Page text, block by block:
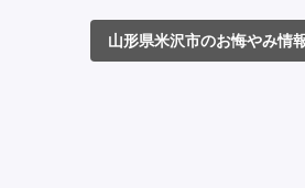
山形県米沢市のお悔やみ情